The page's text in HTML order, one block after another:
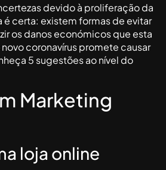
devido à proliferação da
é certa: existem formas de evitar
os danos económicos que esta
coronavírus promete causar
5 sugestões ao nível do
Marketing
loja online